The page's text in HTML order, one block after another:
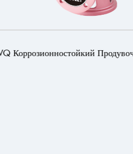
Насос
WQ/QW